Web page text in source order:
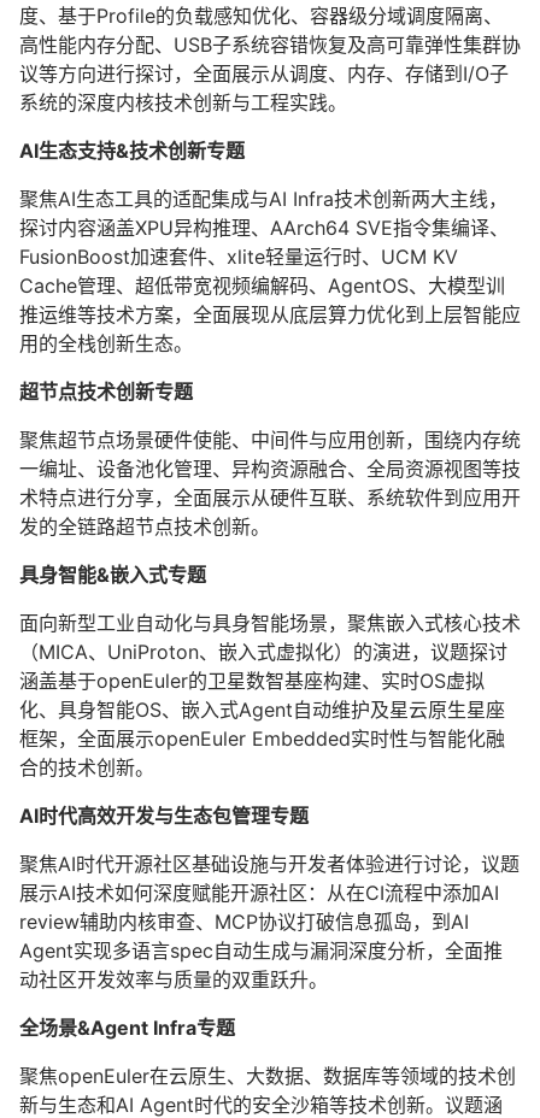
度、基于Profile的负载感知优化、容器级分域调度隔离、
高性能内存分配、USB子系统容错恢复及高可靠弹性集群协
议等方向进行探讨，全面展示从调度、内存、存储到I/O子
系统的深度内核技术创新与工程实践。
AI生态支持&技术创新专题
聚焦AI生态工具的适配集成与AI Infra技术创新两大主线，
探讨内容涵盖XPU异构推理、AArch64 SVE指令集编译、
FusionBoost加速套件、xlite轻量运行时、UCM KV
Cache管理、超低带宽视频编解码、AgentOS、大模型训
推运维等技术方案，全面展现从底层算力优化到上层智能应
用的全栈创新生态。
超节点技术创新专题
聚焦超节点场景硬件使能、中间件与应用创新，围绕内存统
一编址、设备池化管理、异构资源融合、全局资源视图等技
术特点进行分享，全面展示从硬件互联、系统软件到应用开
发的全链路超节点技术创新。
具身智能&嵌入式专题
面向新型工业自动化与具身智能场景，聚焦嵌入式核心技术
（MICA、UniProton、嵌入式虚拟化）的演进，议题探讨
涵盖基于openEuler的卫星数智基座构建、实时OS虚拟
化、具身智能OS、嵌入式Agent自动维护及星云原生星座
框架，全面展示openEuler Embedded实时性与智能化融
合的技术创新。
AI时代高效开发与生态包管理专题
聚焦AI时代开源社区基础设施与开发者体验进行讨论，议题
展示AI技术如何深度赋能开源社区：从在CI流程中添加AI
review辅助内核审查、MCP协议打破信息孤岛，到AI
Agent实现多语言spec自动生成与漏洞深度分析，全面推
动社区开发效率与质量的双重跃升。
全场景&Agent Infra专题
聚焦openEuler在云原生、大数据、数据库等领域的技术创
新与生态和AI Agent时代的安全沙箱等技术创新。议题涵